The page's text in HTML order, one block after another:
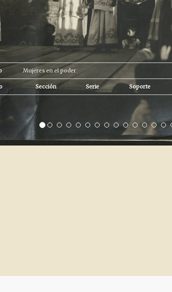
Mujeres en el poder
Sección Serie Soporte